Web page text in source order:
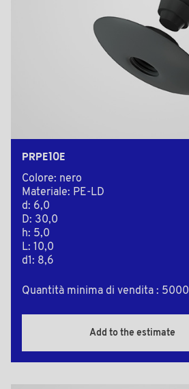
PRPE10E
Colore: nero
Materiale: PE-LD
d: 6,0
D: 30,0
h: 5,0
L: 10,0
d1: 8,6
Quantità minima di vendita : 5000
Add to the estimate